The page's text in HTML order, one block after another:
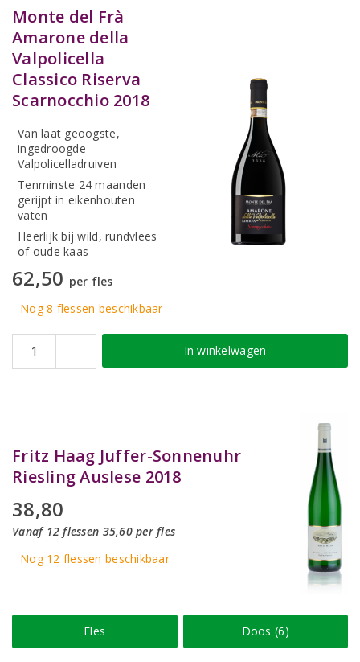
Monte del Frà
Amarone della
Valpolicella
Classico Riserva
Scarnocchio 2018
Van laat geoogste,
ingedroogde
Valpolicelladruiven
Tenminste 24 maanden
gerijpt in eikenhouten
vaten
Heerlijk bij wild, rundvlees
of oude kaas
62,50 per fles
Nog 8 flessen beschikbaar
In winkelwagen
Fritz Haag Juffer-Sonnenuhr
Riesling Auslese 2018
38,80
Vanaf 12 flessen 35,60 per fles
Nog 12 flessenbeschikbaar
Fles Doos (6)